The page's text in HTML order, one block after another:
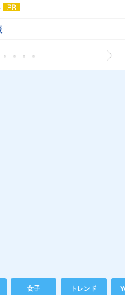
女子 トレンド